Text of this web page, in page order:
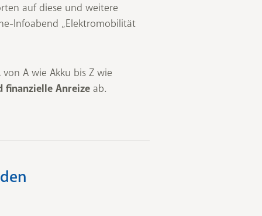
auf diese und weitere
Infoabend „Elektromobilität
von A wie Akku bis Z wie
finanzielle Anreize ab.